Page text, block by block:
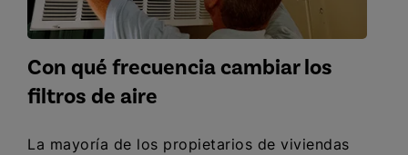
Con qué frecuencia cambiar los
filtros de aire
La mayoría de los propietarios de viviendas